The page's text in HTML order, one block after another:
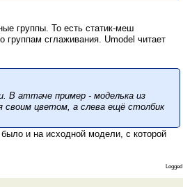
группы. То есть статик-меш
группам сглаживания. Umodel читает
В аттаче пример - моделька из
своим цветом, а слева ещё столбик
и на исходной модели, с которой
Logged